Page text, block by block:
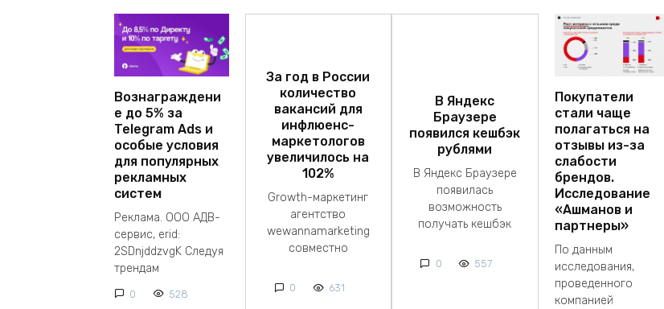
Вознаграждени
е до 5% за
Telegram Ads и
особые условия
для популярных
рекламных
систем
Реклама. ООО АДВ-
сервис, erid:
2SDnjddzvgK Следуя
трендам
0 528
За год в России
количество
вакансий для
инфлюенс-
маркетологов
увеличилось на
102%
Growth-маркетинг
агентство
wewannamarketing
совместно
0 631
В Яндекс
Браузере
появился кешбэк
рублями
В Яндекс Браузере
появилась
возможность
получать кешбэк
0 557
Покупатели
стали чаще
полагаться на
отзывы из-за
слабости
брендов.
Исследование
«Ашманов и
партнеры»
По данным
исследования,
проведенного
компанией